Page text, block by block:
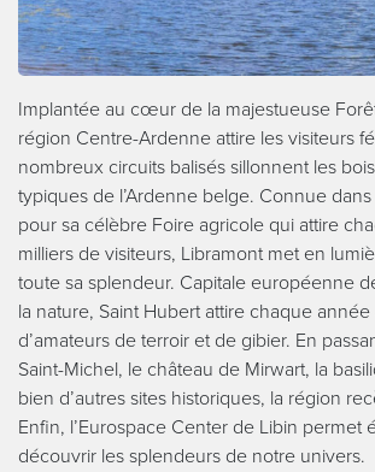
Implantée au cœur de la majestueuse Forêt
région Centre-Ardenne attire les visiteurs
nombreux circuits balisés sillonnent les
typiques de l’Ardenne belge. Connue
pour sa célèbre Foire agricole qui attire
milliers de visiteurs, Libramont met en
toute sa splendeur. Capitale européenne
la nature, Saint Hubert attire chaque
d’amateurs de terroir et de gibier. En
Saint-Michel, le château de Mirwart, la
bien d’autres sites historiques, la région
Enfin, l’Eurospace Center de Libin permet
découvrir les splendeurs de notre univers.